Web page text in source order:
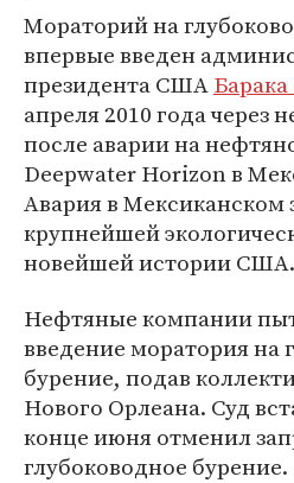
Мораторий на
впервые введен
президента США
апреля 2010 года через
после аварии на
Deepwater Horizon в
Авария в Мексиканском
крупнейшей
новейшей истории США.
Нефтяные компании
введение моратория на
бурение, подав
Нового Орлеана. Суд
конце июня отменил
глубоководное